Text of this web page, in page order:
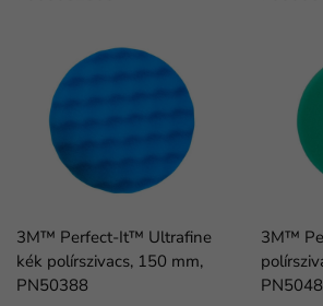
3M™ Perfect-It™ Ultrafine
kék polírszivacs, 150 mm,
PN50388
3M™